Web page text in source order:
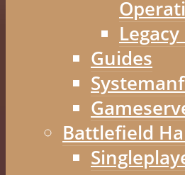
Guides
Battlefield